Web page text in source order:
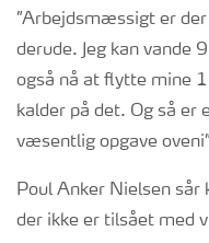
”Arbejdsmæssigt er
derude. Jeg kan vande
også nå at flytte mine
kalder på det. Og så er
væsentlig opgave
Poul Anker Nielsen
der ikke er tilsået med